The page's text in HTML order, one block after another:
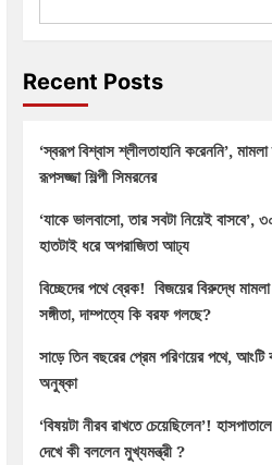
Recent Posts
‘স্বরূপ বিশ্বাস শ্লীলতাহানি করেননি’, মামলা
রূপসজ্জা শিল্পী সিমরনের
‘যাকে ভালবাসো, তার সবটা নিয়েই
হাতটাই ধরে অপরাজিতা আঢ্য
বিচ্ছেদের পথে ব্রেক! বিজয়ের বিরুদ্ধে
সঙ্গীতা, দাম্পত্যে কি বরফ গলছে?
সাড়ে তিন বছরের প্রেম পরিণয়ের পথে,
অনুষ্কা
‘বিষয়টা নীরব রাখতে চেয়েছিলেন’!
দেখে কী বললেন মুখ্যমন্ত্রী ?